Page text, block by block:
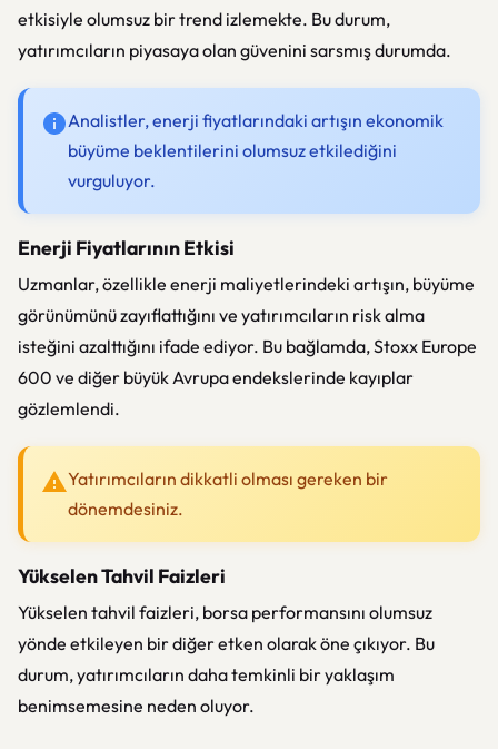
etkisiyle olumsuz bir trend izlemekte. Bu durum,
yatırımcıların piyasaya olan güvenini sarsmış durumda.
Analistler, enerji fiyatlarındaki artışın ekonomik
büyüme beklentilerini olumsuz etkilediğini
vurguluyor.
Enerji Fiyatlarının Etkisi
Uzmanlar, özellikle enerji maliyetlerindeki artışın, büyüme
görünümünü zayıflattığını ve yatırımcıların risk alma
isteğini azalttığını ifade ediyor. Bu bağlamda, Stoxx Europe
600 ve diğer büyük Avrupa endekslerinde kayıplar
gözlemlendi.
Yatırımcıların dikkatli olması gereken bir
dönemdesiniz.
Yükselen Tahvil Faizleri
Yükselen tahvil faizleri, borsa performansını olumsuz
yönde etkileyen bir diğer etken olarak öne çıkıyor. Bu
durum, yatırımcıların daha temkinli bir yaklaşım
benimsemesine neden oluyor.